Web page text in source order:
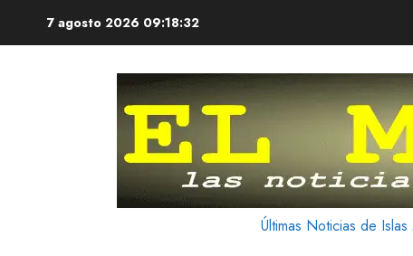
7 agosto 2026 09:18:33
Últimas Noticias de